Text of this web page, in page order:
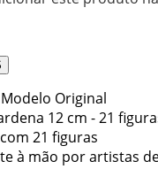
Original
12 cm - 21
21 figuras
à mão por artistas